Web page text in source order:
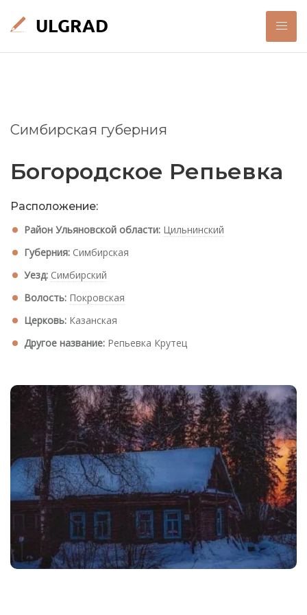
Симбирская губерния
Богородское Репьевка
Расположение:
Район Ульяновской области: Цильнинский
Губерния: Симбирская
Уезд: Симбирский
Волость: Покровская
Церковь: Казанская
Другое название: Репьевка Крутец